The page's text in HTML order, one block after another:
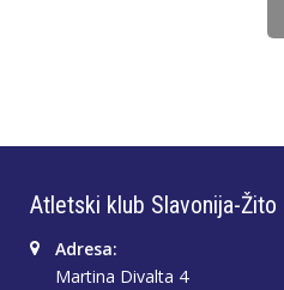
Atletski klub Slavonija-Žito
Adresa:
Martina Divalta 4